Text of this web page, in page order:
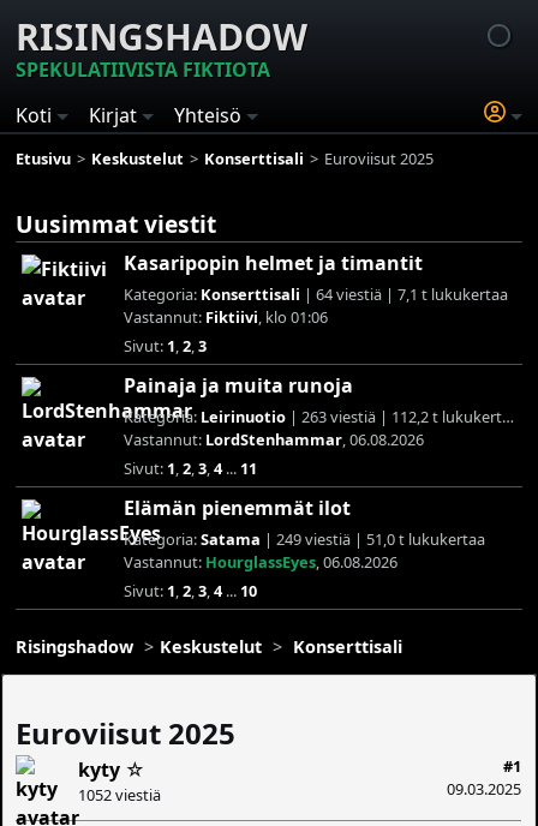
RISINGSHADOW
SPEKULATIIVISTA FIKTIOTA
Koti
Kirjat Yhteisö
Etusivu Keskustelut Konserttisali Euroviisut 2025
Uusimmat viestit
Kasaripopin helmet ja timantit
Kategoria: Konserttisali | 64 viestiä | 7,1 t lukukertaa
Vastannut: Fiktiivi , klo 01:06
Sivut: 1 ,2 ,3
Painaja ja muita runoja
Kategoria: Leirinuotio | 263 viestiä | 112,2 t lukukertaa
Vastannut: LordStenhammar , 06.08.2026
Sivut: 1 ,2 ,3 ,4... 11
Elämän pienemmät ilot
Kategoria:Satama | 249 viestiä | 51,0 t lukukertaa
Vastannut: HourglassEyes , 06.08.2026
Sivut: 1 ,2 ,3 ,4... 10
Risingshadow Keskustelut Konserttisali
Euroviisut 2025
#1
09.03.2025
kyty ☆
1052 viestiä